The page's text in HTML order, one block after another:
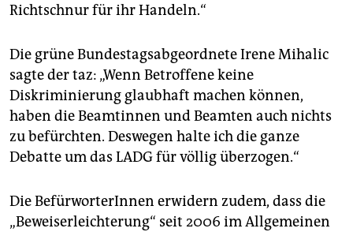
Richtschnur für ihr Handeln.“
Die grüne Bundestagsabgeordnete Irene Mihalic
sagte der taz: „Wenn Betroffene keine
Diskriminierung glaubhaft machen können,
haben die Beamtinnen und Beamten auch nichts
zu befürchten. Deswegen halte ich die ganze
Debatte um das LADG für völlig überzogen.“
Die BefürworterInnen erwidern zudem, dass die
„Beweiserleichterung“ seit 2006 im Allgemeinen